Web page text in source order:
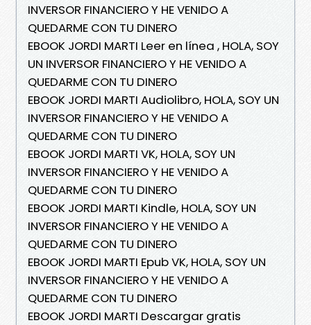
INVERSOR FINANCIERO Y HE VENIDO A
QUEDARME CON TU DINERO
EBOOK JORDI MARTI Leer en línea , HOLA, SOY
UN INVERSOR FINANCIERO Y HE VENIDO A
QUEDARME CON TU DINERO
EBOOK JORDI MARTI Audiolibro, HOLA, SOY UN
INVERSOR FINANCIERO Y HE VENIDO A
QUEDARME CON TU DINERO
EBOOK JORDI MARTI VK, HOLA, SOY UN
INVERSOR FINANCIERO Y HE VENIDO A
QUEDARME CON TU DINERO
EBOOK JORDI MARTI Kindle, HOLA, SOY UN
INVERSOR FINANCIERO Y HE VENIDO A
QUEDARME CON TU DINERO
EBOOK JORDI MARTI Epub VK, HOLA, SOY UN
INVERSOR FINANCIERO Y HE VENIDO A
QUEDARME CON TU DINERO
EBOOK JORDI MARTI Descargar gratis